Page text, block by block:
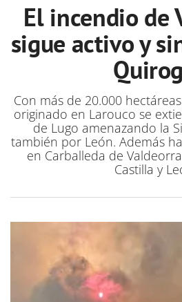
El incendio de
sigue activo y
Con más de 20.000
originado en Larouco se
de Lugo amenazando la
también por León. Además
en Carballeda de
Castilla y